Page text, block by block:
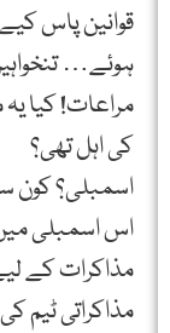
قوانین پاس
ہوئے…
مراعات! کیا
کی اہل تھی؟
اسمبلی؟ کون
اس اسمبلی
مذاکرات کے
مذاکراتی ٹیم